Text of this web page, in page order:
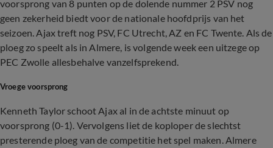
voorsprong van 8 punten op de dolende nummer 2 PSV nog
geen zekerheid biedt voor de nationale hoofdprijs van het
seizoen. Ajax treft nog PSV, FC Utrecht, AZ en FC Twente. Als de
ploeg zo speelt als in Almere, is volgende week een uitzege op
PEC Zwolle allesbehalve vanzelfsprekend.
Vroege voorsprong
Kenneth Taylor schoot Ajax al in de achtste minuut op
voorsprong (0-1). Vervolgens liet de koploper de slechtst
presterende ploeg van de competitie het spel maken. Almere